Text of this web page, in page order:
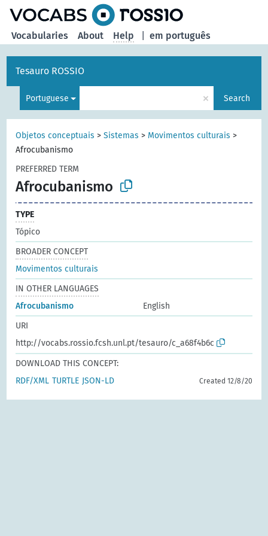
em português
Vocabularies About Help
Tesauro ROSSIO
Portuguese × Search
Objetos conceptuais >Sistemas > Movimentos culturais >
Afrocubanismo
PREFERRED TERM
Afrocubanismo
TYPE
Tópico
BROADER CONCEPT
Movimentos culturais
IN OTHER LANGUAGES
Afrocubanismo
English
URI
http://vocabs.rossio.fcsh.unl.pt/tesauro/c_a68f4b6c
DOWNLOAD THIS CONCEPT:
RDF/XML TURTLE JSON-LD Created 12/8/20